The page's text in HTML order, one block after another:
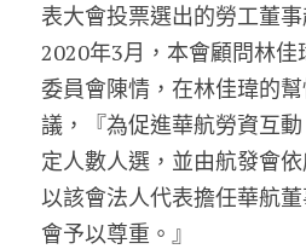
表大會投票選出的勞工董事
2020年3月，本會顧問林
委員會陳情，在林佳瑋的
議，『為促進華航勞資互
定人數人選，並由航發會
以該會法人代表擔任華航
會予以尊重。』